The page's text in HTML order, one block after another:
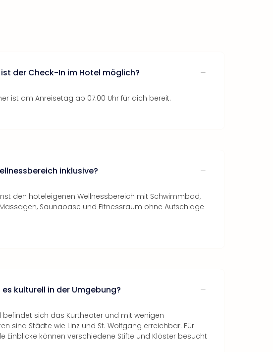
der Check-In im Hotel möglich?
ist am Anreisetag ab 07:00 Uhr für dich bereit.
inklusive?
den hoteleigenen Wellnessbereich mit Schwimmbad,
Saunaoase und Fitnessraum ohne Aufschlage
kulturell in der Umgebung?
befindet sich das Kurtheater und mit wenigen
sind Städte wie Linz und St. Wolfgang erreichbar. Für
Einblicke können verschiedene Stifte und Klöster besucht